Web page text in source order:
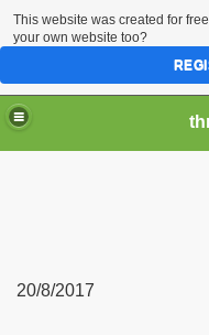
20/8/2017
This website was created for
your own website too?